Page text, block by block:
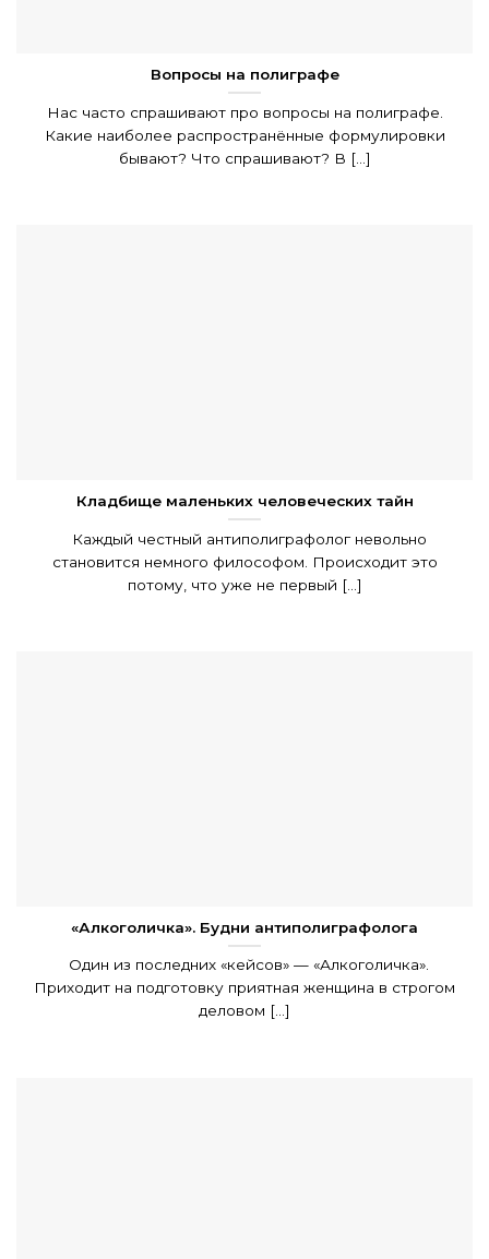
Вопросы на полиграфе
Нас часто спрашивают про вопросы на полиграфе.
Какие наиболее распространённые формулировки
бывают? Что спрашивают? В [...]
Кладбище маленьких человеческих тайн
Каждый честный антиполиграфолог невольно
становится немного философом. Происходит это
потому, что уже не первый [...]
«Алкоголичка». Будни антиполиграфолога
Один из последних «кейсов» — «Алкоголичка».
Приходит на подготовку приятная женщина в строгом
деловом [...]